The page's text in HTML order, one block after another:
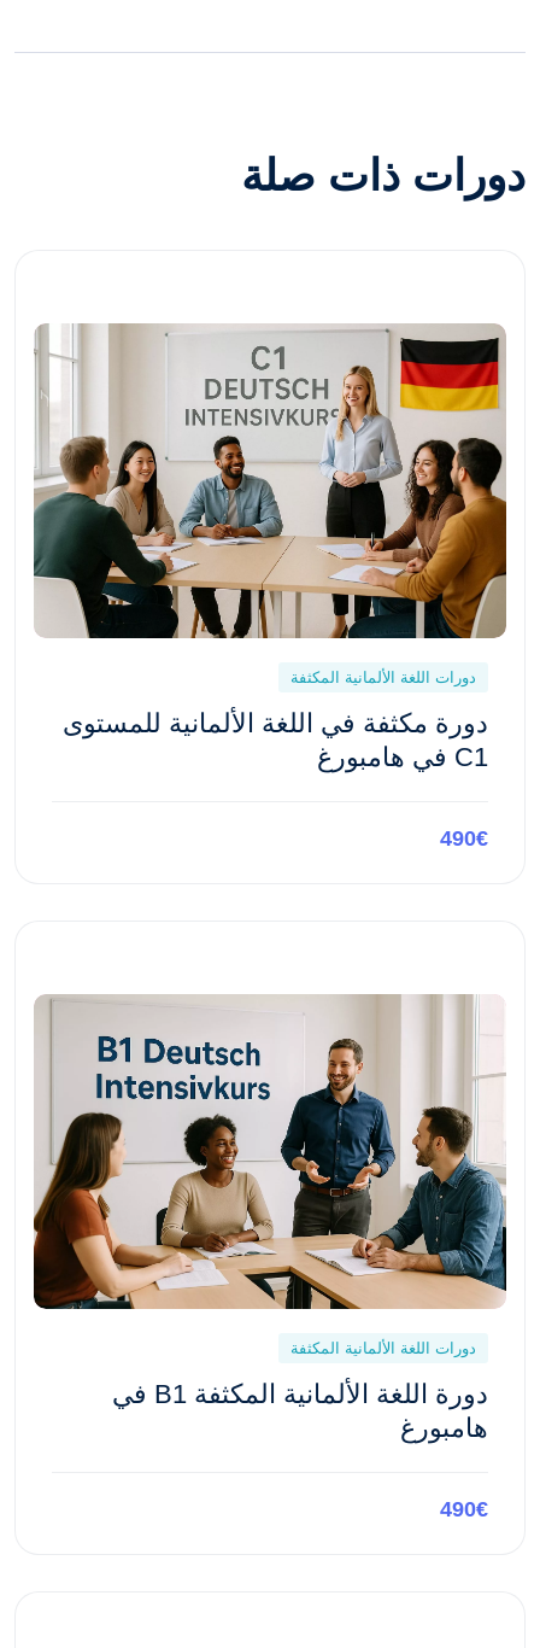
دورات ذات صلة
دورات اللغة الألمانية المكثفة
دورة مكثفة في اللغة الألمانية للمستوى
C1 في هامبورغ
490€
دورات اللغة الألمانية المكثفة
دورة اللغة الألمانية المكثفة B1 في
هامبورغ
490€